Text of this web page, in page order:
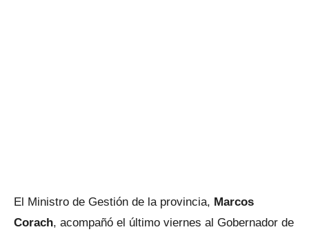
El Ministro de Gestión de la provincia, Marcos
Corach, acompañó el último viernes al Gobernador de